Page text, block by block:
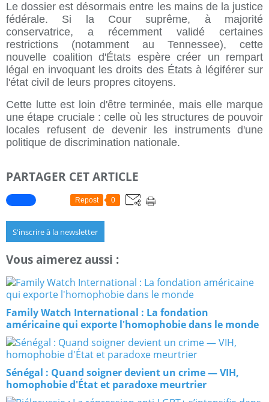
Le dossier est désormais entre les mains de la justice
fédérale. Si la Cour suprême, à majorité
conservatrice, a récemment validé certaines
restrictions (notamment au Tennessee), cette
nouvelle coalition d'États espère créer un rempart
légal en invoquant les droits des États à légiférer sur
l'état civil de leurs propres citoyens.
Cette lutte est loin d'être terminée, mais elle marque
une étape cruciale : celle où les structures de pouvoir
locales refusent de devenir les instruments d'une
politique de discrimination nationale.
PARTAGER CET ARTICLE
Repost 0
S'inscrire à la newsletter
Vous aimerez aussi :
Family Watch International : La fondation
américaine qui exporte l'homophobie dans le monde
Sénégal : Quand soigner devient un crime — VIH,
homophobie d'État et paradoxe meurtrier